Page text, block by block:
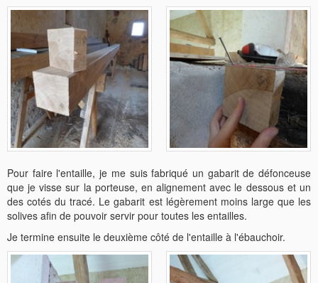
Pour faire l'entaille, je me suis fabriqué un gabarit de défonceuse
que je visse sur la porteuse, en alignement avec le dessous et un
des cotés du tracé. Le gabarit est légèrement moins large que les
solives afin de pouvoir servir pour toutes les entailles.
Je termine ensuite le deuxième côté de l'entaille à l'ébauchoir.